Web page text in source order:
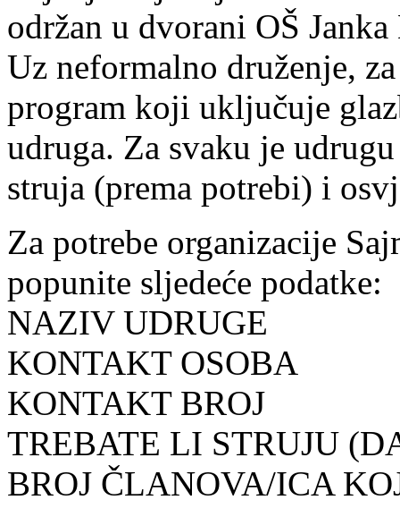
održan u dvorani OŠ
Uz neformalno druženje,
program koji uključuje
udruga. Za svaku je
struja (prema potrebi) i
Za potrebe organizacije
popunite sljedeće podatke:
NAZIV UDRUGE
KONTAKT OSOBA
KONTAKT BROJ
TREBATE LI STRUJU
BROJ ČLANOVA/ICA